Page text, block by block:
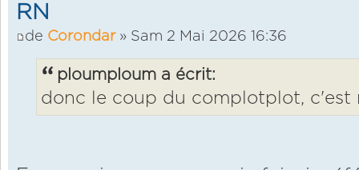
RN
de Corondar» Sam 2 Mai 2026 16:36
ploumploum a écrit:
donc le coup du complotplot, c'est